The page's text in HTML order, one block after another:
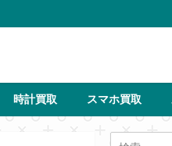
時計買取 スマホ買取